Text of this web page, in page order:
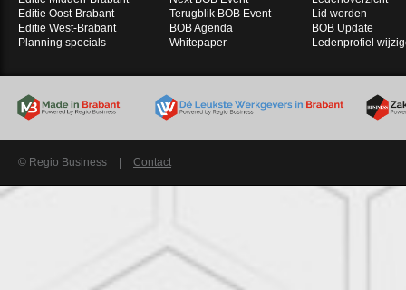
Editie Oost-Brabant
Editie West-Brabant
Planning specials
Terugblik BOB Event
BOB Agenda
Whitepaper
Lid worden
BOB Update
Ledenprofiel
© Regio Business Contact